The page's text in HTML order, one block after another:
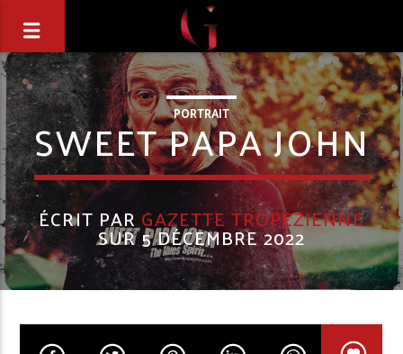
PORTRAIT
SWEET PAPA JOHN
ÉCRIT PARGAZETTE TROPEZIENNE
SUR 5 DÉCEMBRE 2022